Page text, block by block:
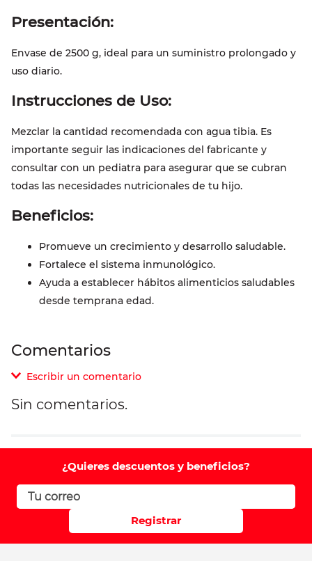
Presentación:
Envase de 2500 g, ideal para un suministro prolongado y
uso diario.
Instrucciones de Uso:
Mezclar la cantidad recomendada con agua tibia. Es
importante seguir las indicaciones del fabricante y
consultar con un pediatra para asegurar que se cubran
todas las necesidades nutricionales de tu hijo.
Beneficios:
Promueve un crecimiento y desarrollo saludable.
Fortalece el sistema inmunológico.
Ayuda a establecer hábitos alimenticios saludables
desde temprana edad.
Comentarios
Escribir un comentario
Comentario
Califique el producto de 1 a 5 estrellas
Sin comentarios.
¿Quieres descuentos y beneficios?
Registrar